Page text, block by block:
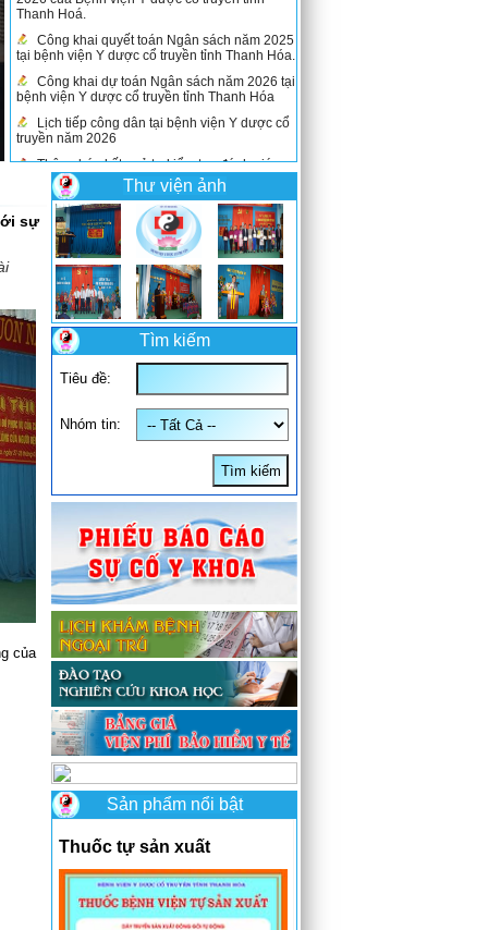
Thanh Hoá.
Công khai quyết toán Ngân sách năm 2025
tại bệnh viện Y dược cổ truyền tỉnh Thanh Hóa.
Công khai dự toán Ngân sách năm 2026 tại
bệnh viện Y dược cổ truyền tỉnh Thanh Hóa
Lịch tiếp công dân tại bệnh viện Y dược cổ
truyền năm 2026
Thông báo kết quả tự kiểm tra, đánh giá
chất lượng bệnh viện năm 2025
Danh sách dự kiến người trúng tuyển viên
chức tại bệnh viện Y dược cổ tryền năm 2025
Triệu tập thí sinh đủ điều kiện tham dự kỳ
xét tuyển viên chức vòng 2 tại bệnh viện
Danh sách thí sinh đủ điều kiện tham dự xét
tuyển vòng 2 xét tuyển viên chức tại bệnh viện
Nội dung ôn tập kỳ xét tuyển viên chức năm
2025 tại bệnh viện YDCT
Thông báo tuyển dụng, phương án, phiếu
đăng ký tuyển dụng tại bệnh viện Y dược cổ
truyền tỉnh Thanh Hóa 2025
sự
của
Thư viện ảnh
Tìm kiếm
Tiêu đề:
Nhóm tin:
Sản phẩm nổi bật
Thuốc tự sản xuất